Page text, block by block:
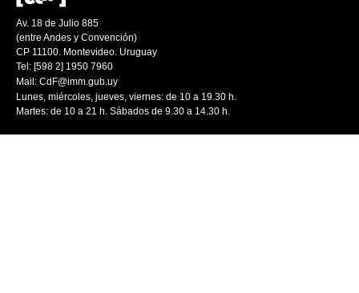
Av. 18 de Julio 885
(entre Andes y Convención)
CP 11100. Montevideo. Uruguay
Tel: [598 2] 1950 7960
Mail: CdF@imm.gub.uy
Lunes, miércoles, jueves, viernes: de 10 a 19.30 h.
Martes: de 10 a 21 h. Sábados de 9.30 a 14.30 h.